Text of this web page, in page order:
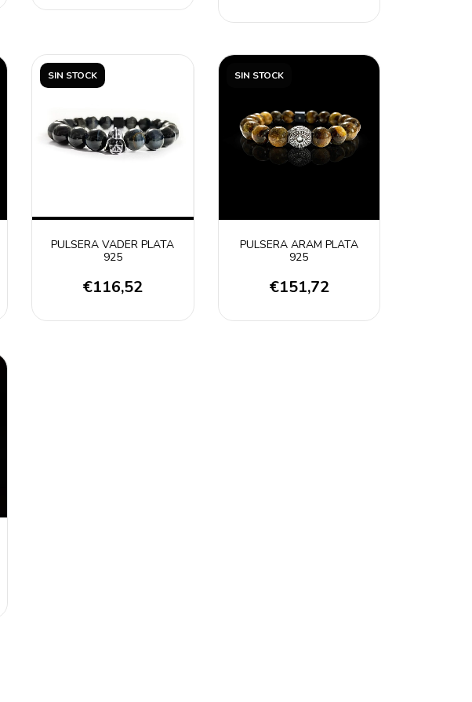
SIN STOCK
PULSERA VADER PLATA
925
€116,52
SIN STOCK
PULSERA ARAM PLATA
925
€151,72